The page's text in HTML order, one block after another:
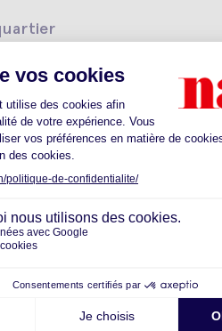
Parkings Restaurants